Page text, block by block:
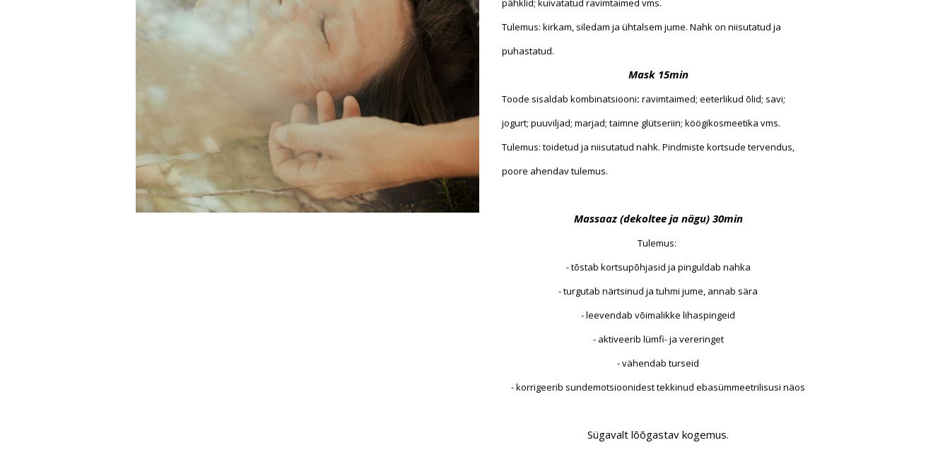
pähklid; kuivatatud ravimtaimed vms.
Tulemus: kirkam, siledam ja ühtalsem jume. Nahk on niisutatud ja
puhastatud.
Mask 15min
Toode sisaldab kombinatsiooni: ravimtaimed; eeterlikud õlid; savi;
jogurt; puuviljad; marjad; taimne glütseriin; köögikosmeetika vms.
Tulemus: toidetud ja niisutatud nahk. Pindmiste kortsude tervendus,
poore ahendav tulemus.
Massaaz (dekoltee ja nägu) 30min
Tulemus:
- tõstab kortsupõhjasid ja pinguldab nahka
- turgutab närtsinud ja tuhmi jume, annab sära
- leevendab võimalikke lihaspingeid
- aktiveerib lümfi- ja vereringet
- vähendab turseid
- korrigeerib sundemotsioonidest tekkinud ebasümmeetrilisusi näos
Sügavalt lõõgastav kogemus.